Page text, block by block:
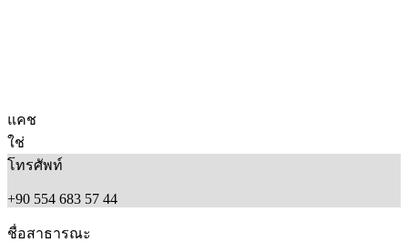
แคช
ใช่
โทรศัพท์
+90 554 683 57 44
ชื่อสาธารณะ